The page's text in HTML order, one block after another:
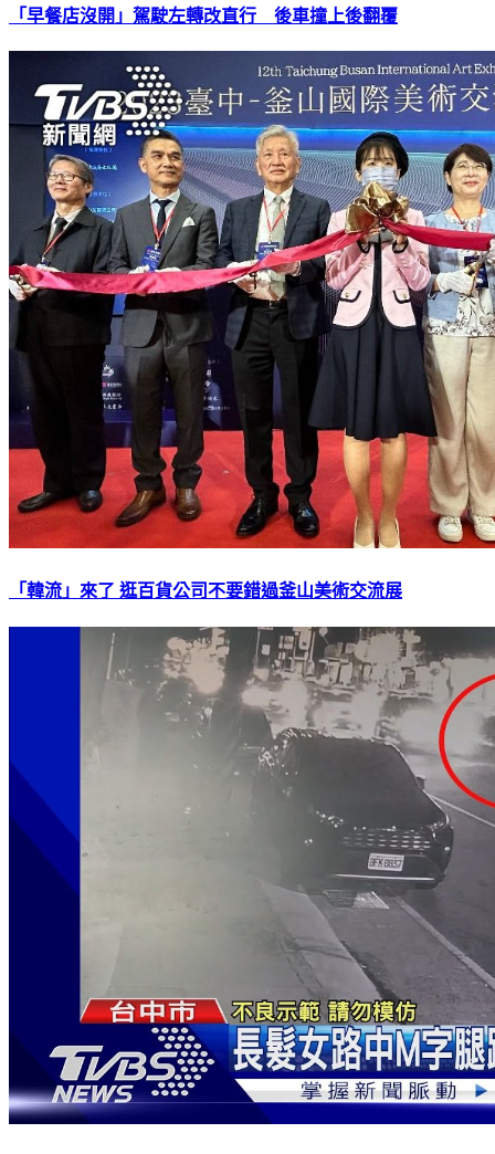
「早餐店沒開」駕駛左轉改直行 後車撞上後翻覆
「韓流」來了 逛百貨公司不要錯過釜山美術交流展